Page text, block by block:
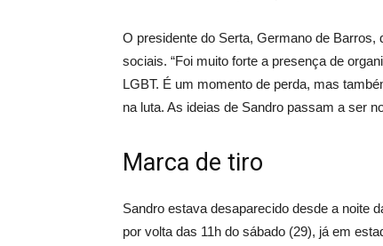
O presidente do Serta, Germano de
sociais. “Foi muito forte a presença de
LGBT. É um momento de perda, mas
na luta. As ideias de Sandro passam a ser
Marca de tiro
Sandro estava desaparecido desde a noite
por volta das 11h do sábado (29), já em